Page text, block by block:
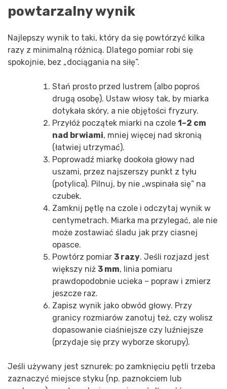
powtarzalny wynik
Najlepszy wynik to taki, który da się powtórzyć kilka
razy z minimalną różnicą. Dlatego pomiar robi się
spokojnie, bez „dociągania na siłę”.
Stań prosto przed lustrem (albo poproś
drugą osobę). Ustaw włosy tak, by miarka
dotykała skóry, a nie objętości fryzury.
Przyłóż początek miarki na czole 1–2 cm
nad brwiami, mniej więcej nad skronią
(łatwiej utrzymać).
Poprowadź miarkę dookoła głowy nad
uszami, przez najszerszy punkt z tyłu
(potylica). Pilnuj, by nie „wspinała się” na
czubek.
Zamknij pętlę na czole i odczytaj wynik w
centymetrach. Miarka ma przylegać, ale nie
może zostawiać śladu jak przy ciasnej
opasce.
Powtórz pomiar 3 razy. Jeśli rozjazd jest
większy niż 3 mm, linia pomiaru
prawdopodobnie ucieka – popraw i zmierz
jeszcze raz.
Zapisz wynik jako obwód głowy. Przy
granicy rozmiarów zanotuj też, czy wolisz
dopasowanie ciaśniejsze czy luźniejsze
(przydaje się przy wyborze skorupy).
Jeśli używany jest sznurek: po zamknięciu pętli trzeba
zaznaczyć miejsce styku (np. paznokciem lub